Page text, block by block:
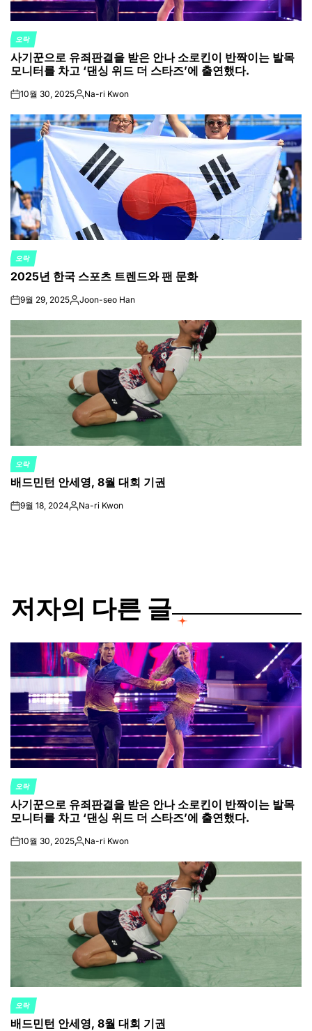
POSTED
IN
오락
사기꾼으로 유죄판결을 받은 안나 소로킨이 반짝이는 발목
모니터를 차고 ‘댄싱 위드 더 스타즈’에 출연했다.
on10월 30, 2025Posted
Na-ri Kwon
POSTED
IN
오락
2025년 한국 스포츠 트렌드와 팬 문화
on9월 29, 2025Posted
Joon-seo Han
POSTED
IN
오락
배드민턴 안세영, 8월 대회 기권
on9월 18, 2024Posted
Na-ri Kwon
저자의 다른 글
POSTED
IN
오락
사기꾼으로 유죄판결을 받은 안나 소로킨이 반짝이는 발목
모니터를 차고 ‘댄싱 위드 더 스타즈’에 출연했다.
on10월 30, 2025Posted
Na-ri Kwon
POSTED
IN
오락
배드민턴 안세영, 8월 대회 기권